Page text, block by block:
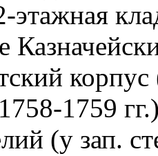
этажная
1759
(у зап.